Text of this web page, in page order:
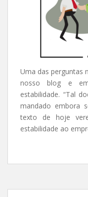
Uma das perguntas
nosso blog e
estabilidade. “Tal
mandado embora
texto de hoje
estabilidade ao